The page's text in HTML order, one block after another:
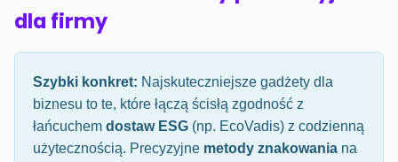
dla firmy
Szybki konkret: Najskuteczniejsze gadżety dla
biznesu to te, które łączą ścisłą zgodność z
łańcuchem dostaw ESG (np. EcoVadis) z codzienną
użytecznością. Precyzyjne metody znakowania na